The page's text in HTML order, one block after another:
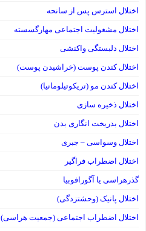
اختلال استرس پس از سانحه
اختلال مشغولیت اجتماعی مهارگسسته
اختلال دلبستگی واکنشی
اختلال کندن پوست (خراشیدن پوست)
اختلال کندن مو (تریکوتیلومانیا)
اختلال ذخیره سازی
اختلال بدریخت انگاری بدن
اختلال وسواسی – جبری
اختلال اضطراب فراگیر
گذرهراسی یا آگورافوبیا
اختلال پانیک (وحشتزدگی)
اختلال اضطراب اجتماعی (جمعیت هراسی)